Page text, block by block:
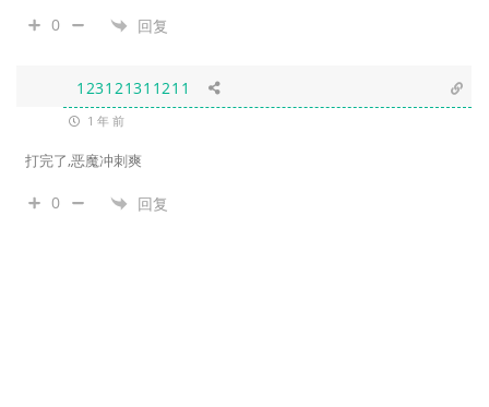
0 回复
123121311211
1 年 前
打完了,恶魔冲刺爽
0 回复